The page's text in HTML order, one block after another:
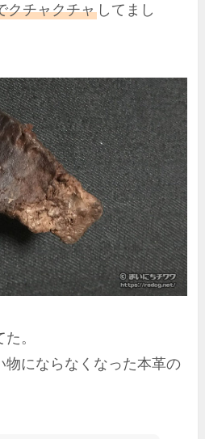
クチャクチャ してまし
。
物にならなくなった本革の